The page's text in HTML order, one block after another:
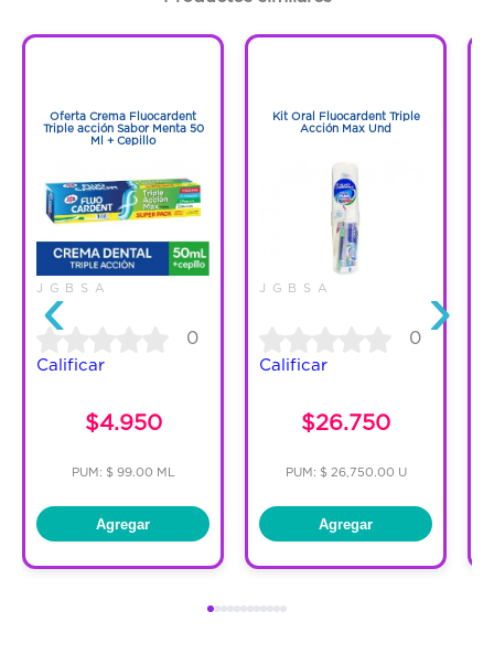
‹
Oferta Crema Fluocardent
Triple acción Sabor Menta 50
Ml + Cepillo
J G B S A
0
Calificar
$4.950
PUM: $ 99.00 ML
Agregar
Kit Oral Fluocardent Triple
Acción Max Und
J G B S A
0
Calificar
$26.750
PUM: $ 26,750.00 U
Agregar
›